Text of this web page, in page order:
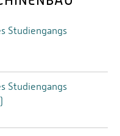
Studiengangs
Studiengangs